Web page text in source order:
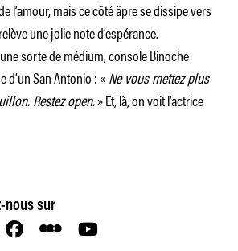
l’amour, mais ce côté âpre se dissipe vers
une jolie note d’espérance.
sorte de médium, console Binoche
d’un San Antonio : «Ne vous mettez plus
Restez open.» Et, là, on voit l’actrice
nous sur